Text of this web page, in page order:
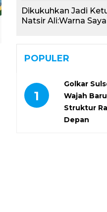
Dikukuhkan Jadi
Natsir Ali:Warna
POPULER
1
Golkar
Wajah
Struktur
Depan